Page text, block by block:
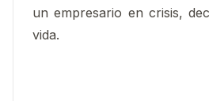
un empresario en crisis,
vida.